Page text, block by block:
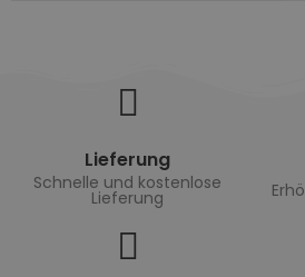
Lieferung
Schnelle und kostenlose
Lieferung